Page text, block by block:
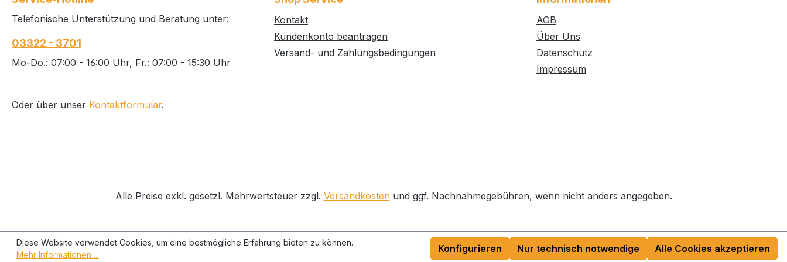
oder Permanentschloss
Satino Montageplatte mit
in Schwarz und Weiß
erhältlich
Telefonische Unterstützung und Beratung unter:
03322 - 3701
Mo-Do.: 07:00 - 16:00 Uhr, Fr.: 07:00 - 15:30 Uhr
Oder über unser Kontaktformular.
Kontakt
Kundenkonto beantragen
Versand- und Zahlungsbedingungen
AGB
Über Uns
Datenschutz
Impressum
Alle Preise exkl. gesetzl. Mehrwertsteuer zzgl. Versandkostenund ggf. Nachnahmegebühren, wenn nicht anders angegeben.
Diese Website verwendet Cookies, um eine bestmögliche Erfahrung bieten zu können.
Mehr Informationen ...
Nur technisch notwendige
Konfigurieren Alle Cookies akzeptieren